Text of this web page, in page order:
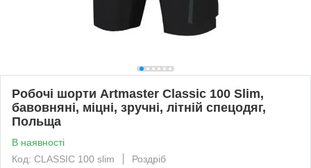
Робочі шорти Artmaster Classic 100 Slim,
бавовняні, міцні, зручні, літній спецодяг,
Польща
В наявності
Код: CLASSIC 100 slim
Роздріб